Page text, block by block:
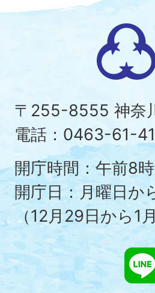
〒255-8555 神
電話：0463-61-
開庁時間：午前8
開庁日：月曜日か
（12月29日から1